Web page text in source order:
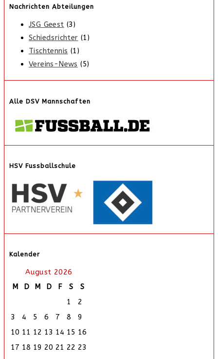
Nachrichten Abteilungen
JSG Geest (3)
Schiedsrichter (1)
Tischtennis (1)
Vereins-News (5)
Alle DSV Mannschaften
HSV Fussballschule
Kalender
August 2026
M
D M D F S
S
1
2
3
4 5 6 7 8
9
10 11 12 13 14 15 16
17 18 19 20 21 22 23